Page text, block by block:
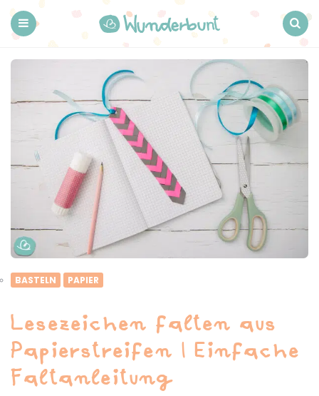
BASTELN PAPIER
Lesezeichen falten aus
Papierstreifen | Einfache
Faltanleitung